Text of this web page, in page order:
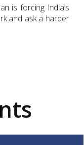
is forcing India’s
and ask a harder